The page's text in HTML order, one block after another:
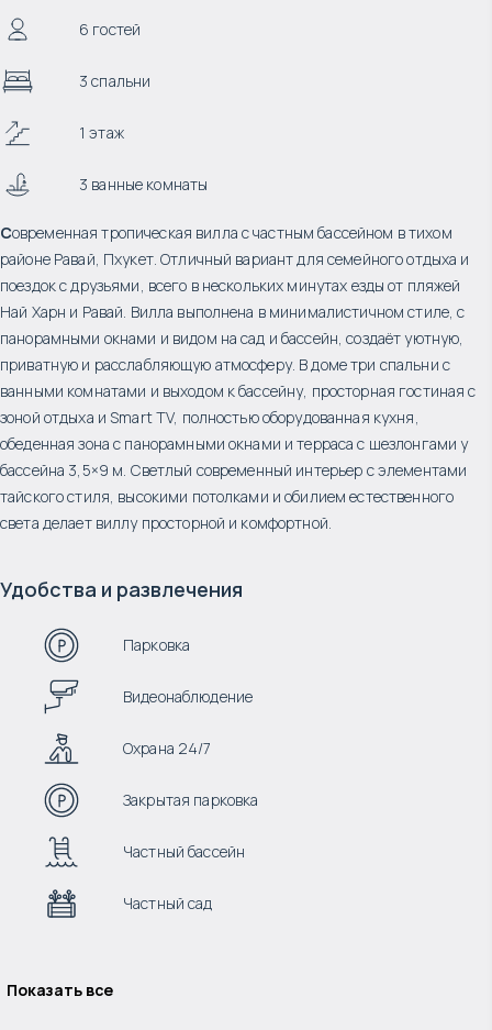
6 гостей
3 спальни
1 этаж
3 ванные комнаты
Современная тропическая вилла с частным бассейном в тихом
районе Равай, Пхукет. Отличный вариант для семейного отдыха и
поездок с друзьями, всего в нескольких минутах езды от пляжей
Най Харн и Равай. Вилла выполнена в минималистичном стиле, с
панорамными окнами и видом на сад и бассейн, создаёт уютную,
приватную и расслабляющую атмосферу. В доме три спальни с
ванными комнатами и выходом к бассейну, просторная гостиная с
зоной отдыха и Smart TV, полностью оборудованная кухня,
обеденная зона с панорамными окнами и терраса с шезлонгами у
бассейна 3,5×9 м. Светлый современный интерьер с элементами
тайского стиля, высокими потолками и обилием естественного
света делает виллу просторной и комфортной.
Удобства и развлечения
Парковка
Видеонаблюдение
Охрана 24/7
Закрытая парковка
Частный бассейн
Частный сад
Показать все